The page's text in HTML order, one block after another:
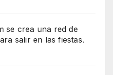
se crea una red de
salir en las fiestas.